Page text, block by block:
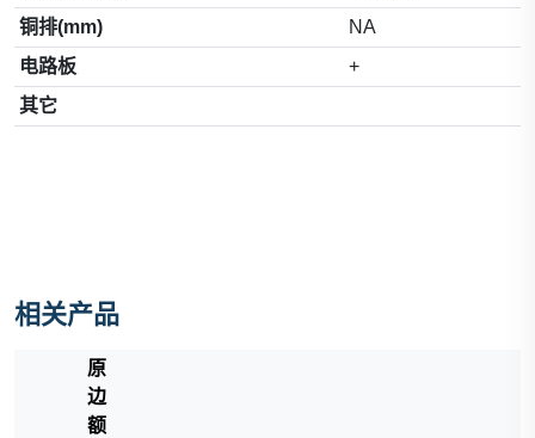
铜排(mm)
NA
电路板
+
其它
相关产品
原
边
额